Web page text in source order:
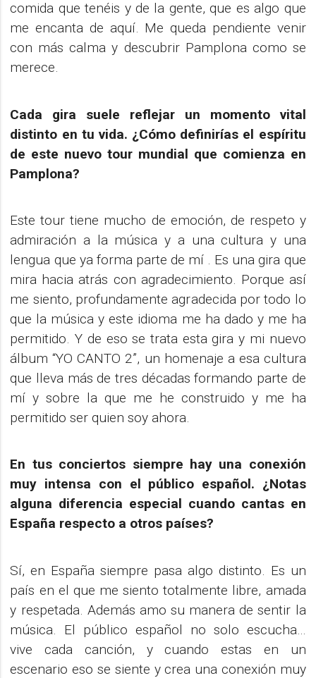
comida que tenéis y de la gente, que es algo que
me encanta de aquí. Me queda pendiente venir
con más calma y descubrir Pamplona como se
merece.
Cada gira suele reflejar un momento vital
distinto en tu vida. ¿Cómo definirías el espíritu
de este nuevo tour mundial que comienza en
Pamplona?
Este tour tiene mucho de emoción, de respeto y
admiración a la música y a una cultura y una
lengua que ya forma parte de mí . Es una gira que
mira hacia atrás con agradecimiento. Porque así
me siento, profundamente agradecida por todo lo
que la música y este idioma me ha dado y me ha
permitido. Y de eso se trata esta gira y mi nuevo
álbum “YO CANTO 2”, un homenaje a esa cultura
que lleva más de tres décadas formando parte de
mí y sobre la que me he construido y me ha
permitido ser quien soy ahora.
En tus conciertos siempre hay una conexión
muy intensa con el público español. ¿Notas
alguna diferencia especial cuando cantas en
España respecto a otros países?
Sí, en España siempre pasa algo distinto. Es un
país en el que me siento totalmente libre, amada
y respetada. Además amo su manera de sentir la
música. El público español no solo escucha…
vive cada canción, y cuando estas en un
escenario eso se siente y crea una conexión muy